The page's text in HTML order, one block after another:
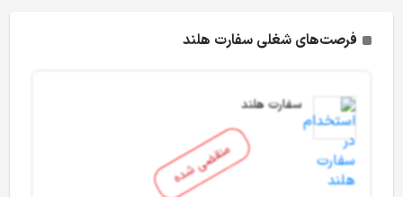
فرصت‌های شغلی سفارت هلند
منقضی شده
سفارت هلند